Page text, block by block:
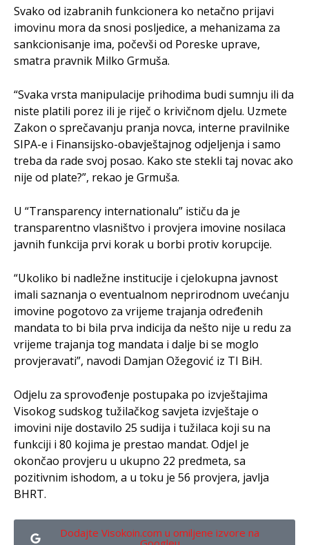
Svako od izabranih funkcionera ko netačno prijavi
imovinu mora da snosi posljedice, a mehanizama za
sankcionisanje ima, počevši od Poreske uprave,
smatra pravnik Milko Grmuša.
“Svaka vrsta manipulacije prihodima budi sumnju ili da
niste platili porez ili je riječ o krivičnom djelu. Uzmete
Zakon o sprečavanju pranja novca, interne pravilnike
SIPA-e i Finansijsko-obavještajnog odjeljenja i samo
treba da rade svoj posao. Kako ste stekli taj novac ako
nije od plate?”, rekao je Grmuša.
U “Transparency internationalu” ističu da je
transparentno vlasništvo i provjera imovine nosilaca
javnih funkcija prvi korak u borbi protiv korupcije.
“Ukoliko bi nadležne institucije i cjelokupna javnost
imali saznanja o eventualnom neprirodnom uvećanju
imovine pogotovo za vrijeme trajanja određenih
mandata to bi bila prva indicija da nešto nije u redu za
vrijeme trajanja tog mandata i dalje bi se moglo
provjeravati”, navodi Damjan Ožegović iz TI BiH.
Odjelu za sprovođenje postupaka po izvještajima
Visokog sudskog tužilačkog savjeta izvještaje o
imovini nije dostavilo 25 sudija i tužilaca koji su na
funkciji i 80 kojima je prestao mandat. Odjel je
okončao provjeru u ukupno 22 predmeta, sa
pozitivnim ishodom, a u toku je 56 provjera, javlja
BHRT.
Dodajte Visokoin.com u omiljene izvore na